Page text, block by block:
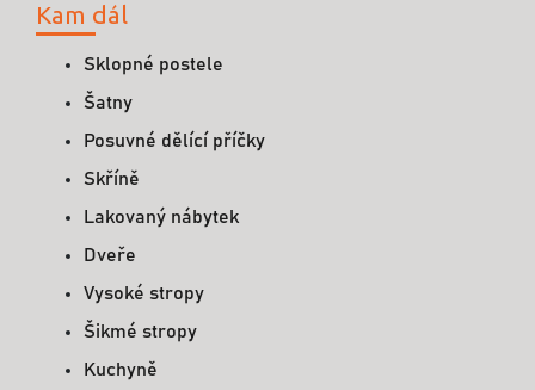
Kam dál
Sklopné postele
Šatny
Posuvné dělící příčky
Skříně
Lakovaný nábytek
Dveře
Vysoké stropy
Šikmé stropy
Kuchyně